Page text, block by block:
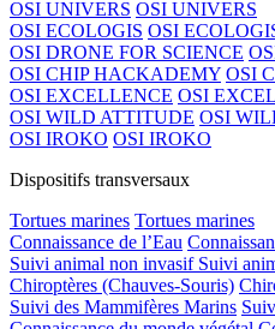
OSI UNIVERS OSI UNIVERS
OSI ECOLOGIS OSI
OSI DRONE FOR SCIENCE
OSI CHIP HACKADEMY OSI
OSI EXCELLENCE OSI
OSI WILD ATTITUDE OSI
OSI IROKO OSI IROKO
Dispositifs transversaux
Tortues marines Tortues marines
Connaissance de l’Eau
Suivi animal non invasif Suivi
Chiroptères (Chauves-Souris)
Suivi des Mammifères Marins